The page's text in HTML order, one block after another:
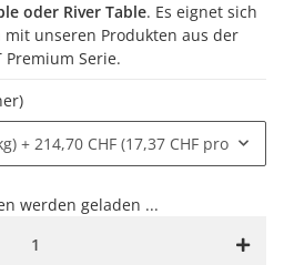
oder River Table. Es eignet sich
unseren Produkten aus der
Premium Serie.
+ 214,70 CHF (17,37 CHF pro kg)
werden geladen ...